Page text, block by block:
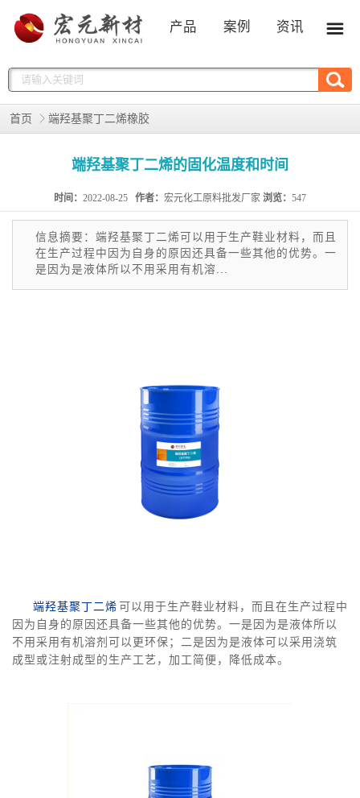
产品 案例 资讯
首页 端羟基聚丁二烯橡胶
端羟基聚丁二烯的固化温度和时间
时间： 2022-08-25 作者： 宏元化工原料批发厂家 浏览： 547
信息摘要：端羟基聚丁二烯可以用于生产鞋业材料，而且
在生产过程中因为自身的原因还具备一些其他的优势。一
是因为是液体所以不用采用有机溶...
端羟基聚丁二烯 可以用于生产鞋业材料，而且在生产过程中
因为自身的原因还具备一些其他的优势。一是因为是液体所以
不用采用有机溶剂可以更环保；二是因为是液体可以采用浇筑
成型或注射成型的生产工艺，加工简便，降低成本。